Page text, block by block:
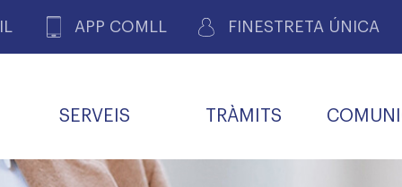
APP COMLL FINESTRETA ÚNICA
DE PACIENTS DE LLEIDA
SERVEIS TRÀMITS